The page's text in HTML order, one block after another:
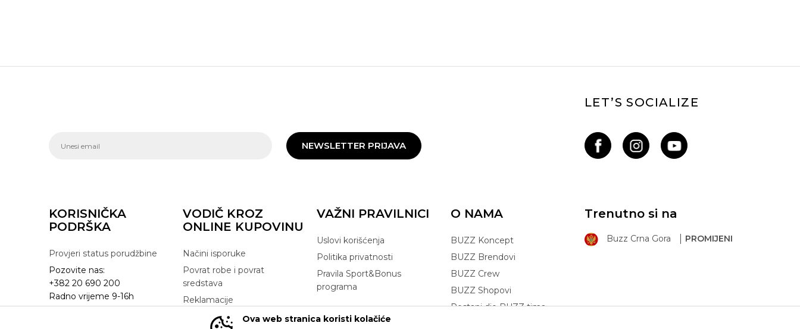
NEWSLETTER PRIJAVA
LET’S SOCIALIZE
KORISNIČKA
PODRŠKA
Provjeri status porudžbine
Pozovite nas:
+382 20 690 200
Radno vrijeme 9-16h
online@buzzsneakers.me
VODIČ KROZ
ONLINE KUPOVINU
Načini isporuke
Povrat robe i povrat
sredstava
Reklamacije
Zamjena artikla
VAŽNI PRAVILNICI
Uslovi korišćenja
Politika privatnosti
Pravila Sport&Bonus
programa
O NAMA
BUZZ Koncept
BUZZ Brendovi
BUZZ Crew
BUZZ Shopovi
Postani dio BUZZ tima
Trenutno si na
Buzz Crna Gora PROMIJENI
Ova web stranica koristi kolačiće